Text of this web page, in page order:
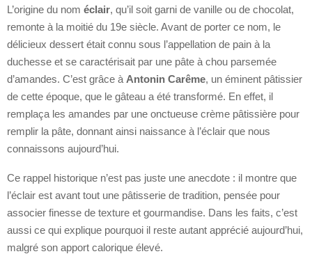
L’origine du nom éclair, qu’il soit garni de vanille ou de chocolat,
remonte à la moitié du 19e siècle. Avant de porter ce nom, le
délicieux dessert était connu sous l’appellation de pain à la
duchesse et se caractérisait par une pâte à chou parsemée
d’amandes. C’est grâce à Antonin Carême, un éminent pâtissier
de cette époque, que le gâteau a été transformé. En effet, il
remplaça les amandes par une onctueuse crème pâtissière pour
remplir la pâte, donnant ainsi naissance à l’éclair que nous
connaissons aujourd’hui.
Ce rappel historique n’est pas juste une anecdote : il montre que
l’éclair est avant tout une pâtisserie de tradition, pensée pour
associer finesse de texture et gourmandise. Dans les faits, c’est
aussi ce qui explique pourquoi il reste autant apprécié aujourd’hui,
malgré son apport calorique élevé.